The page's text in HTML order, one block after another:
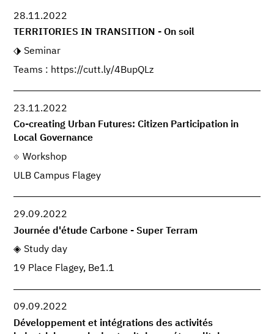
28.11.2022
TERRITORIES IN TRANSITION - On soil
Seminar
Teams : https://cutt.ly/4BupQLz
23.11.2022
Co-creating Urban Futures: Citizen Participation in
Local Governance
Workshop
ULB Campus Flagey
29.09.2022
Journée d'étude Carbone - Super Terram
Study day
19 Place Flagey, Be1.1
09.09.2022
Développement et intégrations des activités